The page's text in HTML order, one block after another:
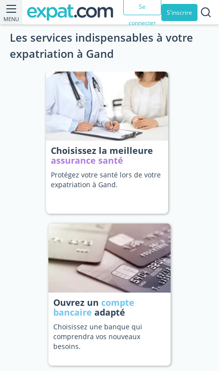
MENU
Se
connecter
S'inscrire
Les services indispensables à votre
expatriation à Gand
Choisissez la meilleure
assurance santé
Protégez votre santé lors de votre
expatriation à Gand.
Ouvrez un compte
bancaire adapté
Choisissez une banque qui
comprendra vos nouveaux
besoins.